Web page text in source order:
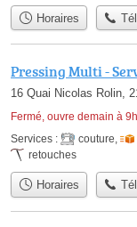
Horaires
Pressing Multi -
16 Quai Nicolas Rolin,
Fermé, ouvre demain à 9h
Services : couture,
retouches
Horaires